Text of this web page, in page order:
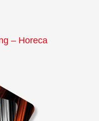
– Horeca